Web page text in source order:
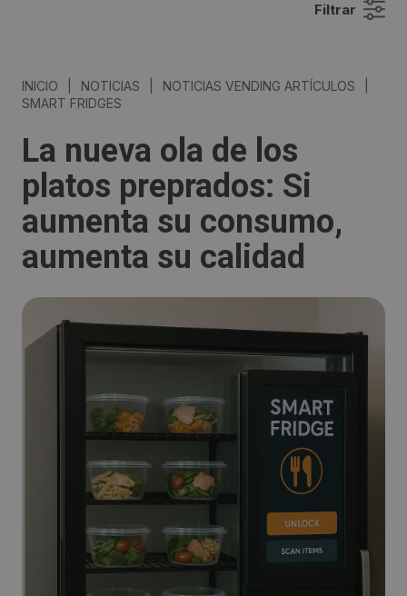
Filtrar
INICIO NOTICIAS NOTICIAS VENDING ARTÍCULOS
SMART FRIDGES
La nueva ola de los
platos preprados: Si
aumenta su consumo,
aumenta su calidad